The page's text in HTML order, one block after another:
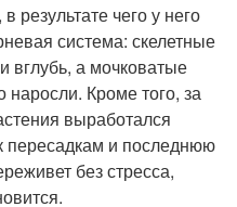
чего у него
система: скелетные
вглубь, а мочковатые
Кроме того, за
выработался
пересадкам и последнюю
без стресса,